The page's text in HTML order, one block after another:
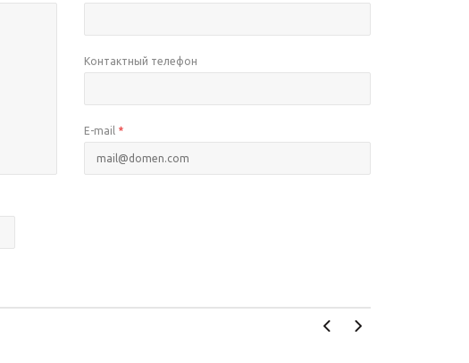
Контактный телефон
E-mail *